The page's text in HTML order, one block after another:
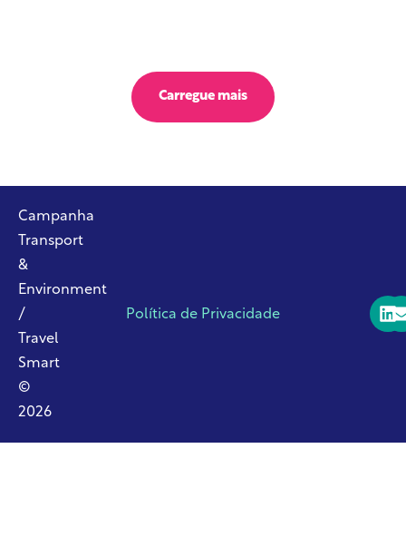
Carregue mais
Campanha
Transport
&
Environment
/
Travel
Smart
©
2026
Política de Privacidade